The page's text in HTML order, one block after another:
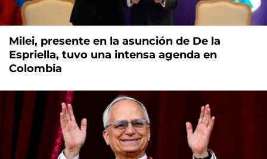
Milei, presente en la asunción de De la
Espriella, tuvo una intensa agenda en
Colombia